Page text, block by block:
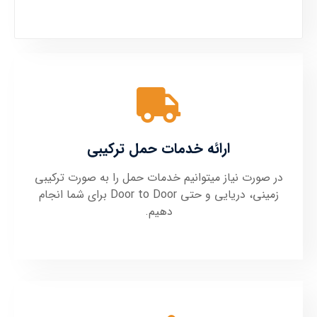
ارائه خدمات حمل ترکیبی
در صورت نیاز میتوانیم خدمات حمل را به صورت ترکیبی
زمینی، دریایی و حتی Door to Door برای شما انجام
دهیم.